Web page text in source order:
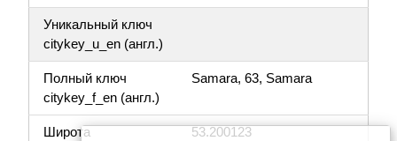
Уникальный ключ
citykey_u_en (англ.)
Полный ключ
citykey_f_en (англ.)
Samara, 63, Samara
Широта 53.200123